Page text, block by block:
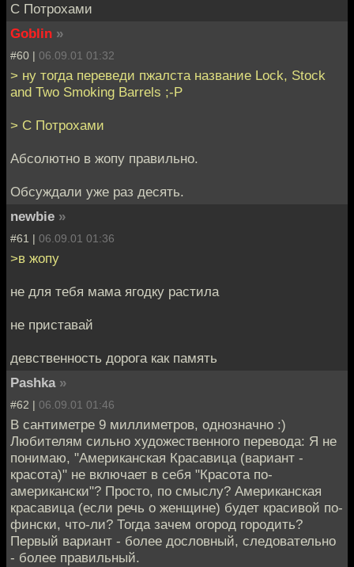
С Потрохами
Goblin »
#60 | 06.09.01 01:32
> ну тогда переведи пжалста название Lock, Stock
and Two Smoking Barrels ;-P
> С Потрохами
Абсолютно в жопу правильно.
Обсуждали уже раз десять.
newbie »
#61 | 06.09.01 01:36
>в жопу
не для тебя мама ягодку растила
не приставай
девственность дорога как память
Pashka »
#62 | 06.09.01 01:46
В сантиметре 9 миллиметров, однозначно :)
Любителям сильно художественного перевода: Я не
понимаю, "Американская Красавица (вариант -
красота)" не включает в себя "Красота по-
американски"? Просто, по смыслу? Американская
красавица (если речь о женщине) будет красивой по-
фински, что-ли? Тогда зачем огород городить?
Первый вариант - более дословный, следовательно
- более правильный.